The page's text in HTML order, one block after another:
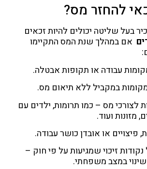
להחזר מס?
בעל שליטה יכולים להיות זכאים
אם במהלך שנת המס התקיימו
עבודה או תקופות אבטלה.
במקביל ללא תיאום מס.
לצורכי מס – כמו תרומות, ילדים עם
מזונות ועוד.
פיצויים או אובדן כושר עבודה.
זיכוי שמגיעות על פי חוק –
במצב משפחתי.